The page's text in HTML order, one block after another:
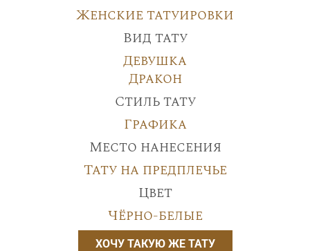
Женские татуировки
Вид тату
Девушка
Дракон
Стиль тату
Графика
Место нанесения
Тату на предплечье
Цвет
Чёрно-белые
ХОЧУ ТАКУЮ ЖЕ ТАТУ